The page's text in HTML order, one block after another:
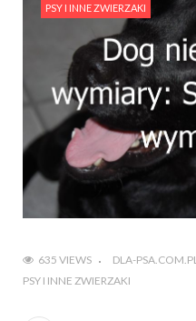
PSY I INNE ZWIERZAKI
635 VIEWS DLA-PSA.COM.PL
PSY I INNE ZWIERZAKI